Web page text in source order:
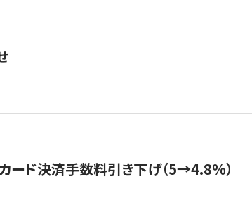
ード決済手数料引き下げ（5→4.8%）